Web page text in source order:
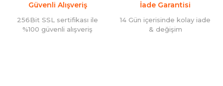
Güvenli Alışveriş
256Bit SSL sertifikası ile
%100 güvenli alışveriş
İade Garantisi
14 Gün içerisinde kolay iade
& değişim